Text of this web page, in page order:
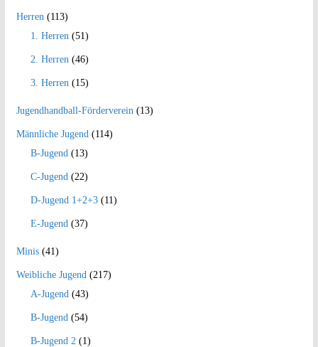
Herren (113)
1. Herren (51)
2. Herren (46)
3. Herren (15)
Jugendhandball-Förderverein (13)
Männliche Jugend (114)
B-Jugend (13)
C-Jugend (22)
D-Jugend 1+2+3(11)
E-Jugend (37)
Minis(41)
Weibliche Jugend (217)
A-Jugend (43)
B-Jugend (54)
B-Jugend 2 (1)